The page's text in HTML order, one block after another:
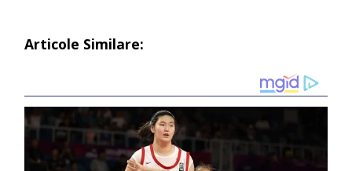
Articole Similare: